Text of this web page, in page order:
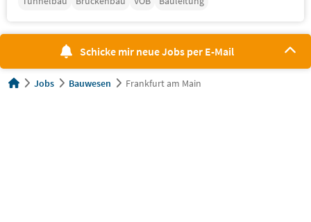
Schicke mir neue Jobs per E-Mail
Jobs Bauwesen Frankfurt am Main